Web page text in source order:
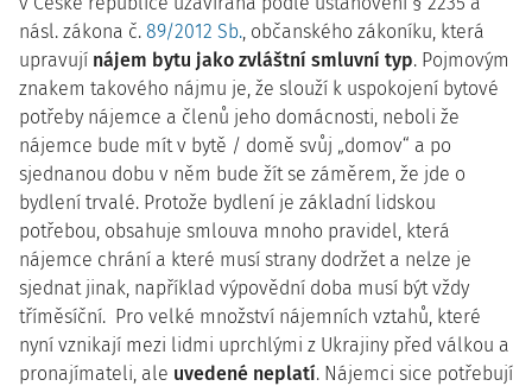
násl. zákona č. 89/2012 Sb., občanského zákoníku, která
upravují nájem bytu jako zvláštní smluvní typ. Pojmovým
znakem takového nájmu je, že slouží k uspokojení bytové
potřeby nájemce a členů jeho domácnosti, neboli že
nájemce bude mít v bytě / domě svůj „domov“ a po
sjednanou dobu v něm bude žít se záměrem, že jde o
bydlení trvalé. Protože bydlení je základní lidskou
potřebou, obsahuje smlouva mnoho pravidel, která
nájemce chrání a které musí strany dodržet a nelze je
sjednat jinak, například výpovědní doba musí být vždy
tříměsíční. Pro velké množství nájemních vztahů, které
nyní vznikají mezi lidmi uprchlými z Ukrajiny před válkou a
pronajímateli, ale uvedené neplatí. Nájemci sice potřebují